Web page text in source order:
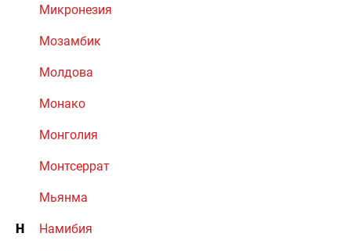
Микронезия
Мозамбик
Молдова
Монако
Монголия
Монтсеррат
Мьянма
Н Намибия